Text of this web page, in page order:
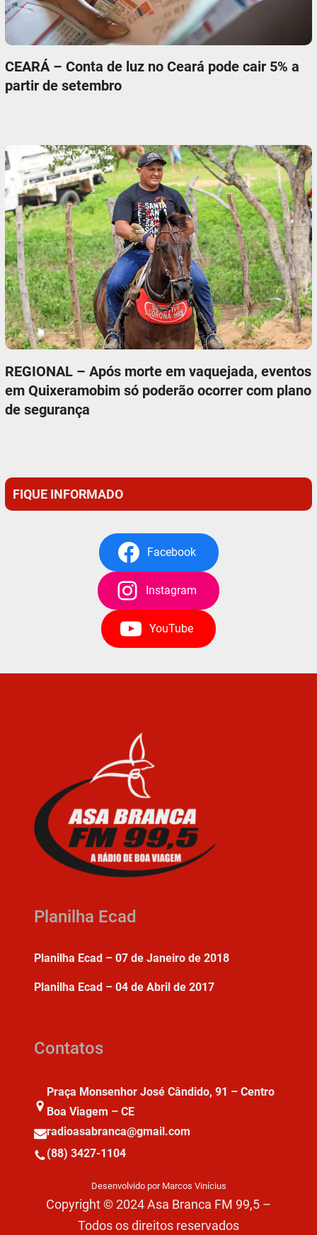
CEARÁ – Conta de luz no Ceará pode cair 5% a
partir de setembro
REGIONAL – Após morte em vaquejada, eventos
em Quixeramobim só poderão ocorrer com plano
de segurança
FIQUE INFORMADO
Facebook
Instagram
YouTube
Planilha Ecad
Planilha Ecad – 07 de Janeiro de 2018
Planilha Ecad – 04 de Abril de 2017
Contatos
Praça Monsenhor José Cândido, 91 – Centro
Boa Viagem – CE
radioasabranca@gmail.com
(88) 3427-1104
Desenvolvido por Marcos Vinícius
Copyright © 2024 Asa Branca FM 99,5 –
Todos os direitos reservados